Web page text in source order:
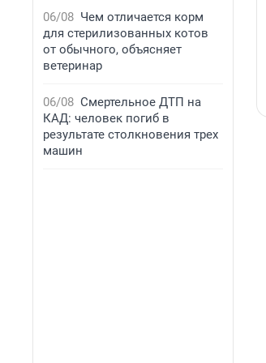
06/08 Чем отличается корм
для стерилизованных котов
от обычного, объясняет
ветеринар
06/08 Смертельное ДТП на
КАД: человек погиб в
результате столкновения трех
машин